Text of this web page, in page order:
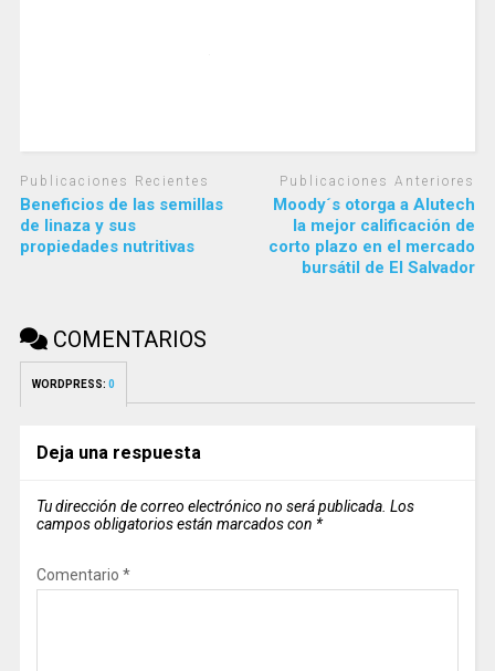
Publicaciones Recientes
Beneficios de las semillas
de linaza y sus
propiedades nutritivas
Publicaciones Anteriores
Moody´s otorga a Alutech
la mejor calificación de
corto plazo en el mercado
bursátil de El Salvador
COMENTARIOS
WORDPRESS: 0
Deja una respuesta
Tu dirección de correo electrónico no será publicada. Los
campos obligatorios están marcados con *
Comentario *